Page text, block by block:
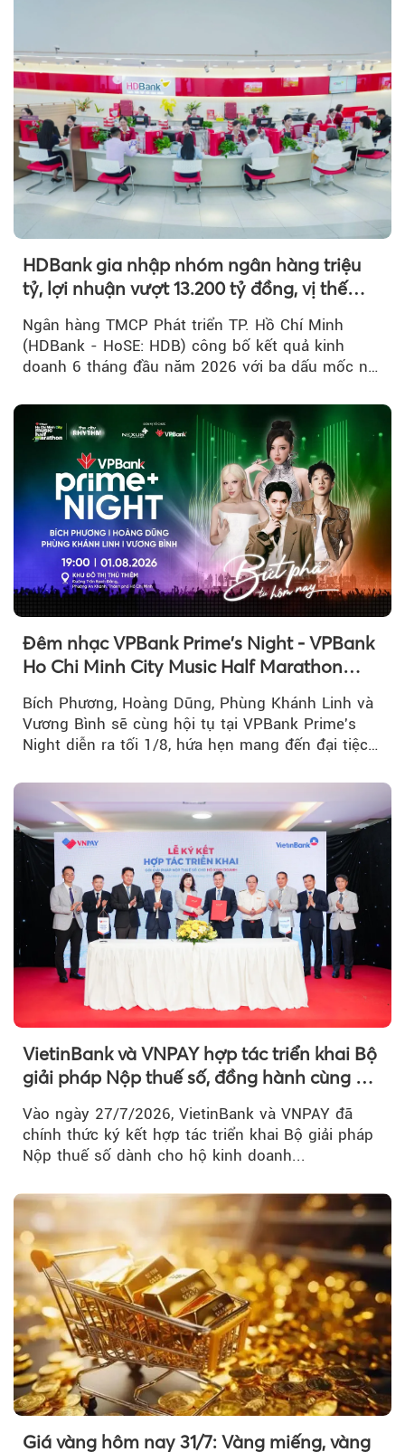
HDBank gia nhập nhóm ngân hàng triệu
tỷ, lợi nhuận vượt 13.200 tỷ đồng, vị thế
mới trên thị trường vốn quốc tế
Ngân hàng TMCP Phát triển TP. Hồ Chí Minh
(HDBank - HoSE: HDB) công bố kết quả kinh
doanh 6 tháng đầu năm 2026 với ba dấu mốc nổi
Đêm nhạc VPBank Prime's Night - VPBank
Ho Chi Minh City Music Half Marathon
Bích Phương, Hoàng Dũng, Phùng Khánh Linh và
Vương Bình sẽ cùng hội tụ tại VPBank Prime's
Night diễn ra tối 1/8, hứa hẹn mang đến đại tiệc
VietinBank và VNPAY hợp tác triển khai Bộ
giải pháp Nộp thuế số, đồng hành cùng hộ
Vào ngày 27/7/2026, VietinBank và VNPAY đã
chính thức ký kết hợp tác triển khai Bộ giải pháp
Nộp thuế số dành cho hộ kinh doanh...
Giá vàng hôm nay 31/7: Vàng miếng, vàng